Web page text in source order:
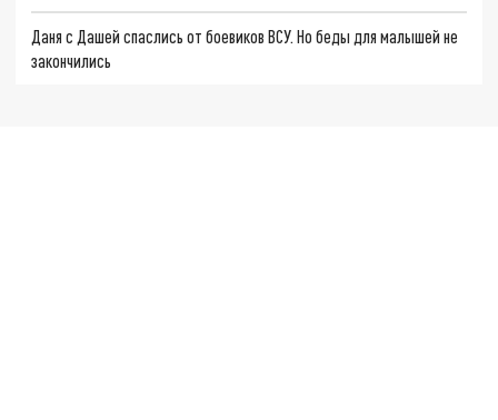
Даня с Дашей спаслись от боевиков ВСУ. Но беды для малышей не
закончились